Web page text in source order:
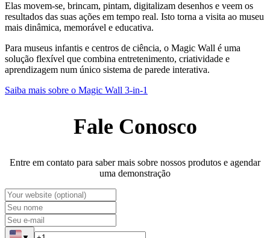
Elas movem-se, brincam, pintam, digitalizam desenhos e veem os
resultados das suas ações em tempo real. Isto torna a visita ao museu
mais dinâmica, memorável e educativa.
Para museus infantis e centros de ciência, o Magic Wall é uma
solução flexível que combina entretenimento, criatividade e
aprendizagem num único sistema de parede interativa.
Saiba mais sobre o Magic Wall 3-in-1
Fale Conosco
Entre em contato para saber mais sobre nossos produtos e agendar
uma demonstração